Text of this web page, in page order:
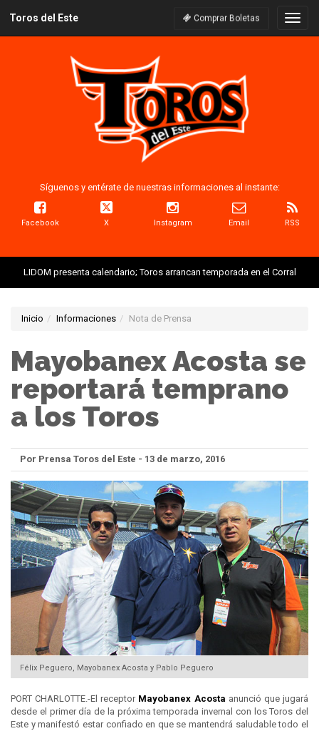
Toros del Este Comprar Boletas
Síguenos y entérate de nuestras informaciones al instante:
Facebook X Instagram Email RSS
LIDOM presenta calendario; Toros arrancan temporada en el Corral
Inicio Informaciones Nota de Prensa
Mayobanex Acosta se
reportará temprano
a los Toros
Por Prensa Toros del Este - 13 de marzo, 2016
Félix Peguero, Mayobanex Acosta y Pablo Peguero
PORT CHARLOTTE.-El receptor Mayobanex Acosta anunció que jugará
desde el primer día de la próxima temporada invernal con los Toros del
Este y manifestó estar confiado en que se mantendrá saludable todo el